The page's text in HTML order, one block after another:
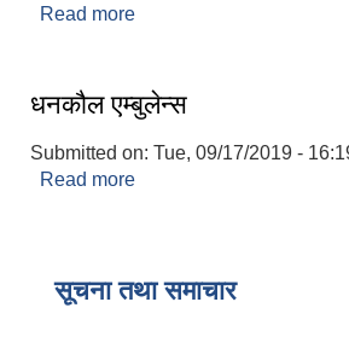
Read more
धनकौल एम्बुलेन्स
Submitted on: Tue, 09/17/2019 -
Read more
सूचना तथा समाचार